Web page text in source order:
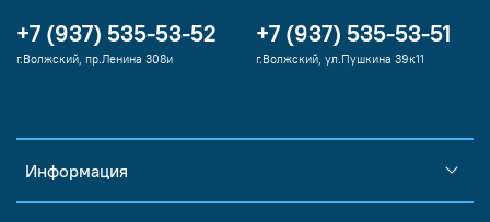
Информация
+7 (937) 535-53-52
г.Волжский, пр.Ленина 308и
+7 (937) 535-53-51
г.Волжский, ул.Пушкина 39к11